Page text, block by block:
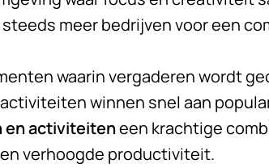
meer bedrijven voor een
waarin vergaderen wordt
winnen snel aan
en activiteiteneen krachtige
verhoogde productiviteit.